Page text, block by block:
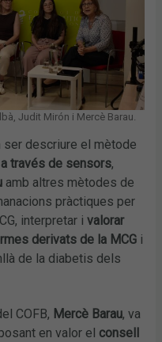
Judit Mirón i Mercè Barau.
ser descriure el mètode
través de sensors,
amb altres mètodes de
pràctiques per
interpretar ivalorar
derivats de la MCG i
de la diabetis dels
COFB, Mercè Barau, va
en valor el consell